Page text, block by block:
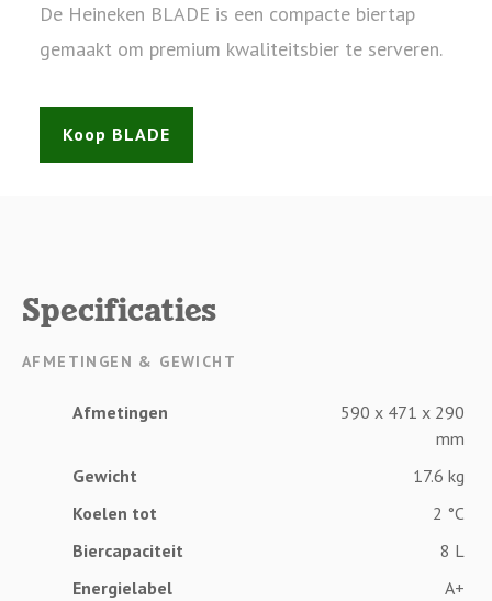
De Heineken BLADE is een compacte biertap
gemaakt om premium kwaliteitsbier te serveren.
Koop BLADE
Specificaties
AFMETINGEN & GEWICHT
Afmetingen
590 x 471 x 290
mm
Gewicht
17.6 kg
Koelen tot
2 °C
Biercapaciteit
8 L
Energielabel
A+